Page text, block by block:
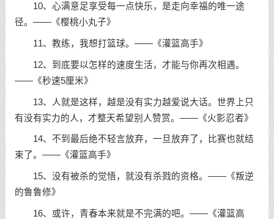
10、心满意足享受每一点快乐，是走向幸福的唯一途
径。——《樱桃小丸子》
11、教练，我想打篮球。——《灌篮高手》
12、到底要以怎样的速度生活，才能与你再次相遇。
——《秒速5厘米》
13、人就是这样，越是没有实力越爱说大话。世界上只
有没有实力的人，才整天希望别人赞赏。——《火影忍者》
14、不到最后绝不轻言放弃，一旦放弃了，比赛也就结
束了。——《灌篮高手》
15、没有被杀的觉悟，就没有杀戮的资格。——《叛逆
的鲁鲁修》
16、或许，青春本来就是不完满的吧。——《灌篮高